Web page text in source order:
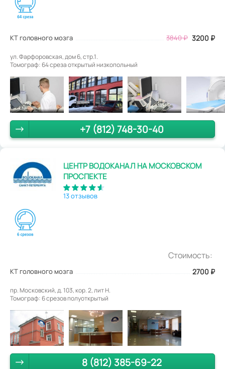
КТ головного мозга 3840₽ 3200 ₽
ул. Фарфоровская, дом 6, стр.1.
Томограф: 64 среза открытый низкопольный
+7 (812) 748-30-40
ЦЕНТР ВОДОКАНАЛ НА МОСКОВСКОМ
ПРОСПЕКТЕ
13 отзывов
Стоимость:
КТ головного мозга 2700 ₽
пр. Московский, д. 103, кор. 2, лит Н.
Томограф: 6 срезов полуоткрытый
8 (812) 385-69-22